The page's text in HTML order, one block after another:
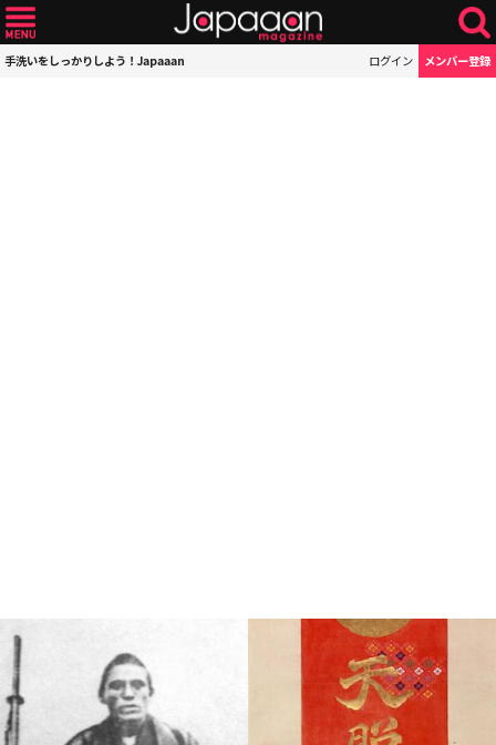
手洗いをしっかりしよう！Japaaan ログイン メンバー登録